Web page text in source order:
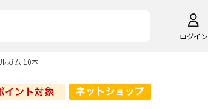
ログイン
ガム 10本